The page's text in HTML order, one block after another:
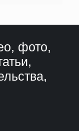
фото,